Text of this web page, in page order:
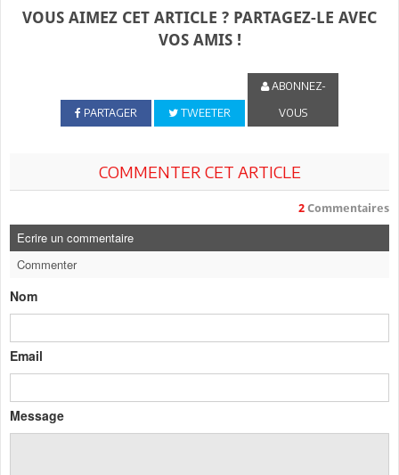
VOUS AIMEZ CET ARTICLE ? PARTAGEZ-LE AVEC
VOS AMIS !
PARTAGER TWEETER
ABONNEZ-
VOUS
COMMENTER CET ARTICLE
2 Commentaires
Ecrire un commentaire
Commenter
Nom
Email
Message